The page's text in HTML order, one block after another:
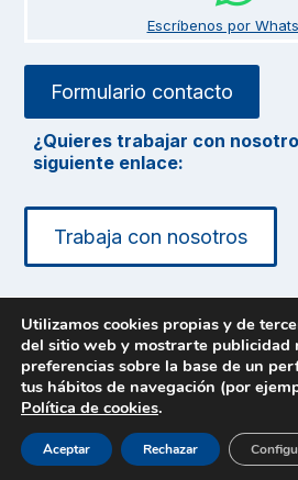
Escríbenos por
Formulario contacto
¿Quieres trabajar con
siguiente enlace:
Trabaja con nosotros
© 2026 · Escuela de Ballet Miriam Sicilia
Utilizamos cookies propias y de
del sitio web y mostrarte publicidad
preferencias sobre la base de un
tus hábitos de navegación (por
Política de cookies.
Aceptar Rechazar